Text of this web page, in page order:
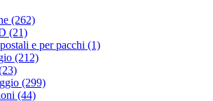
(262)
(21)
e per pacchi (1)
(212)
(299)
(44)